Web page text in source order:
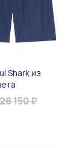
Shark из
150 ₽